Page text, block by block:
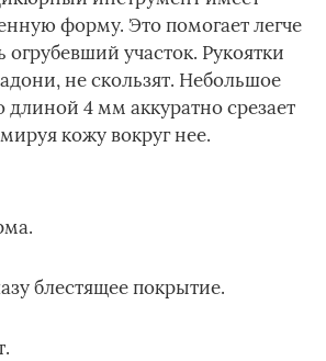
форму. Это помогает легче
огрубевший участок. Рукоятки
не скользят. Небольшое
4 мм аккуратно срезает
кожу вокруг нее.
блестящее покрытие.